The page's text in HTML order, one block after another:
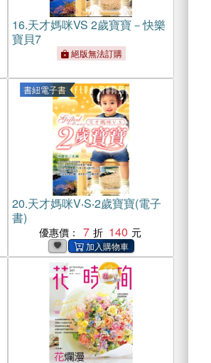
16.天才媽咪VS 2歲寶寶－快樂
寶貝7
絕版無法訂購
書紐電子書
20.天才媽咪V‧S‧2歲寶寶(電子
書)
優惠價： 7 140